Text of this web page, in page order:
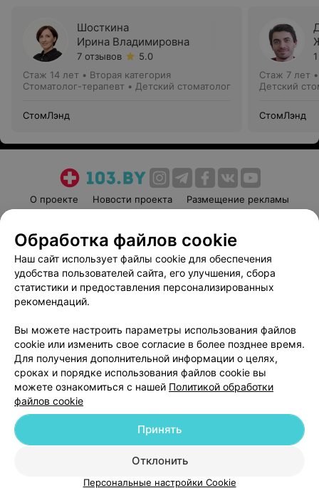
Шосткина
Ирина Владимировна
7 отзывов
5.0
Стаж 14 лет • Вторая категория
Стоматолог-терапевт • Детский стоматолог
СтомЛэнд
Стаж 7 лет
Детский
СтомЛэнд
О проекте Новости проекта
Размещение рекламы
Пользовательское соглашение
Способы оплаты
Вакансии
Партнеры
Написать руководителю 103.by
Обработка персональных данных
© 2026 ООО «Артокс Лаб», УНП 191700409
| 220012, Республика Беларусь,
Служба поддержки +375 291212755
Обработка файлов cookie
Наш сайт использует файлы cookie для обеспечения
удобства пользователей сайта, его улучшения, сбора
статистики и предоставления персонализированных
рекомендаций.
Вы можете настроить параметры использования файлов
cookie или изменить свое согласие в более позднее время.
Для получения дополнительной информации о целях,
сроках и порядке использования файлов cookie вы
можете ознакомиться с нашей Политикой обработки
файлов cookie
Отклонить
Принять
Персональные настройки Cookie